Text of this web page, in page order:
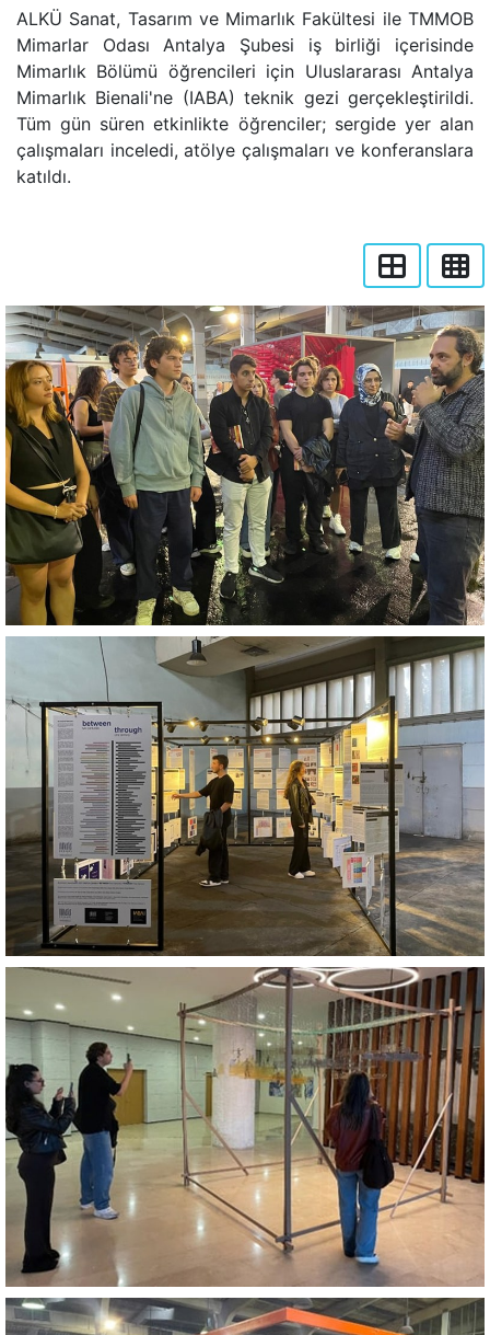
ALKÜ Sanat, Tasarım ve Mimarlık Fakültesi ile TMMOB
Mimarlar Odası Antalya Şubesi iş birliği içerisinde
Mimarlık Bölümü öğrencileri için Uluslararası Antalya
Mimarlık Bienali'ne (IABA) teknik gezi gerçekleştirildi.
Tüm gün süren etkinlikte öğrenciler; sergide yer alan
çalışmaları inceledi, atölye çalışmaları ve konferanslara
katıldı.